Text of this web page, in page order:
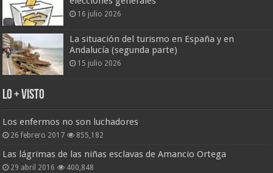
16 julio 2026
La situación del turismo en España y en
Andalucía (segunda parte)
15 julio 2026
Lo + Visto
Los enfermos no son luchadores
26 febrero 2017 855,182
Las lágrimas de las niñas esclavas de Amancio Ortega
29 abril 2016 400,848